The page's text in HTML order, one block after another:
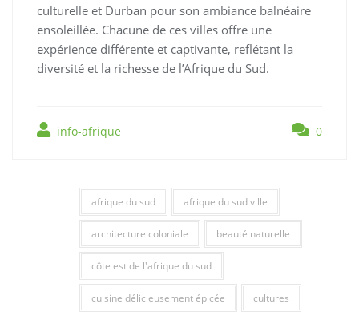
culturelle et Durban pour son ambiance balnéaire
ensoleillée. Chacune de ces villes offre une
expérience différente et captivante, reflétant la
diversité et la richesse de l’Afrique du Sud.
info-afrique 0
afrique du sud afrique du sud ville
architecture coloniale beauté naturelle
côte est de l'afrique du sud
cuisine délicieusement épicée cultures